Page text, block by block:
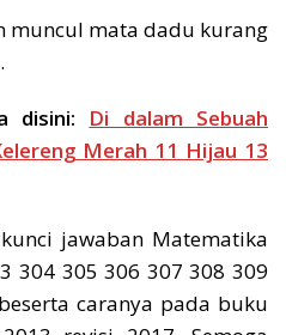
muncul mata dadu kurang
disini: Di dalam Sebuah
Merah 11 Hijau 13
jawaban Matematika
304 305 306 307 308 309
caranya pada buku